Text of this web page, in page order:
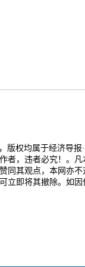
版权均属于经济导
，违者必究！。
同其观点，本网亦
即将其撤除。如